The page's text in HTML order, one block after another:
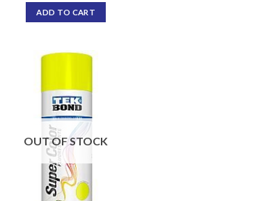
ADD TO CART
OUT OF STOCK